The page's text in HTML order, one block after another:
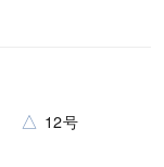
△ 12号